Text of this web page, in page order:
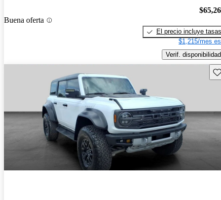
Buena oferta
El precio incluye tasas
$1,215/mes
Verif. disponibilidad